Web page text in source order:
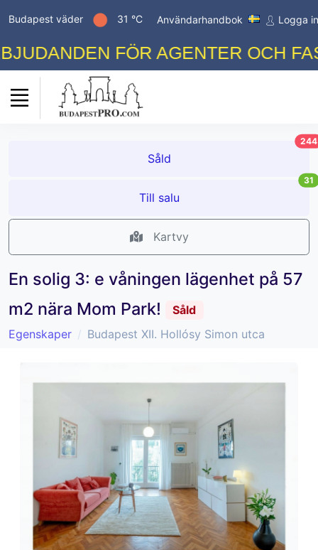
Budapest väder 31 °C Användarhandbok Logga in
FÖR AGENTER OCH
Såld
244
Till salu
31
Kartvy
En solig 3: e våningen lägenhet på 57
m2 nära Mom Park!
Såld
Egenskaper
Budapest XII. Hollósy Simon utca